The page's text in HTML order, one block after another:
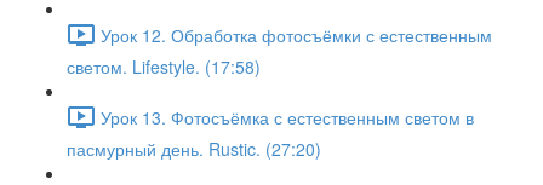
Урок 12. Обработка фотосъёмки с естественным
светом. Lifestyle. (17:58)
Урок 13. Фотосъёмка с естественным светом в
пасмурный день. Rustic. (27:20)